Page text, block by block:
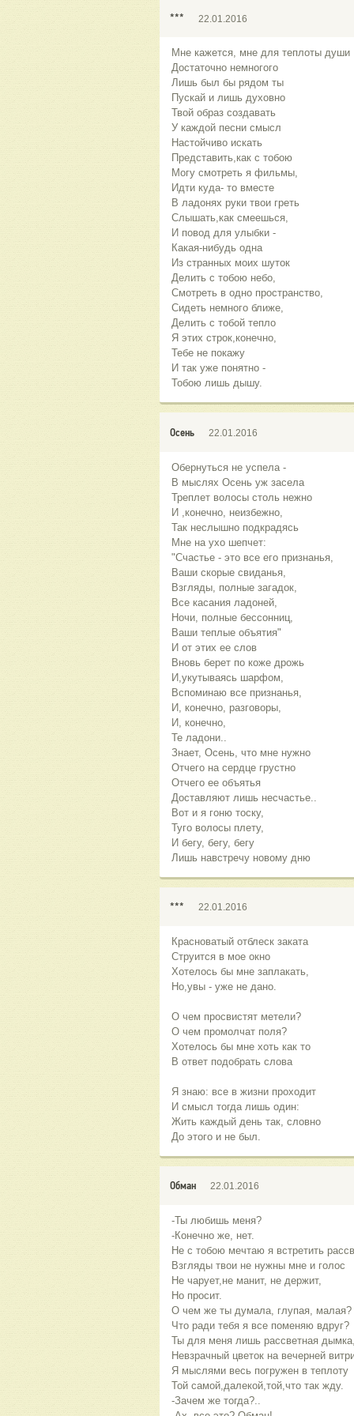
*** 22.01.2016
Мне кажется, мне для теплоты души
Достаточно немногого
Лишь был бы рядом ты
Пускай и лишь духовно
Твой образ создавать
У каждой песни смысл
Настойчиво искать
Представить,как с тобою
Могу смотреть я фильмы,
Идти куда- то вместе
В ладонях руки твои греть
Слышать,как смеешься,
И повод для улыбки -
Какая-нибудь одна
Из странных моих шуток
Делить с тобою небо,
Смотреть в одно пространство,
Сидеть немного ближе,
Делить с тобой тепло
Я этих строк,конечно,
Тебе не покажу
И так уже понятно -
Тобою лишь дышу.
Осень 22.01.2016
Обернуться не успела -
В мыслях Осень уж засела
Треплет волосы столь нежно
И ,конечно, неизбежно,
Так неслышно подкрадясь
Мне на ухо шепчет:
"Счастье - это все его признанья,
Ваши скорые свиданья,
Взгляды, полные загадок,
Все касания ладоней,
Ночи, полные бессонниц,
Ваши теплые объятия"
И от этих ее слов
Вновь берет по коже дрожь
И,укутываясь шарфом,
Вспоминаю все признанья,
И, конечно, разговоры,
И, конечно,
Те ладони..
Знает, Осень, что мне нужно
Отчего на сердце грустно
Отчего ее объятья
Доставляют лишь несчастье..
Вот и я гоню тоску,
Туго волосы плету,
И бегу, бегу, бегу
Лишь навстречу новому дню
*** 22.01.2016
Красноватый отблеск заката
Струится в мое окно
Хотелось бы мне заплакать,
Но,увы - уже не дано.
О чем просвистят метели?
О чем промолчат поля?
Хотелось бы мне хоть как то
В ответ подобрать слова
Я знаю: все в жизни проходит
И смысл тогда лишь один:
Жить каждый день так, словно
До этого и не был.
Обман 22.01.2016
-Ты любишь меня?
-Конечно же, нет.
Не с тобою мечтаю я встретить
Взгляды твои не нужны мне и голос
Не чарует,не манит, не держит,
Но просит.
О чем же ты думала, глупая, малая?
Что ради тебя я все поменяю вдруг?
Ты для меня лишь рассветная
Невзрачный цветок на вечерней
Я мыслями весь погружен в теплоту
Той самой,далекой,той,что так жду.
-Зачем же тогда?..